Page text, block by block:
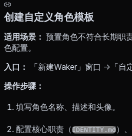
创建自定义角色模板
适用场景： 预置角色不符合长期职
色配置。
入口：
「新建Waker」窗口 →「自
操作步骤：
填写角色名称、描述和头像。
配置核心职责（IDENTITY.md）